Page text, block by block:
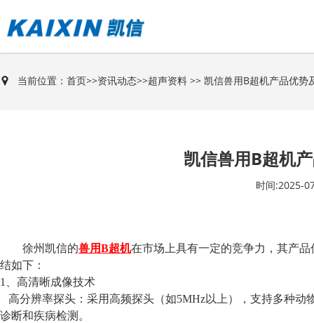
当前位置： 首页>>资讯动态>>超声资料 >> 凯信兽用B超机产品优势
凯信兽用B超机
时间:2025-
徐州凯信的兽用B超机在市场上具有一定的竞争力，其产
结如下：
1、高清晰成像技术
高分辨率探头：采用高频探头（如5MHz以上），支持多种动
诊断和疾病检测。